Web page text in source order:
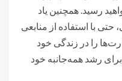
رسید. همچنین یاد
با استفاده از منابعی
را در زندگی خود
رشد همه‌جانبه خود